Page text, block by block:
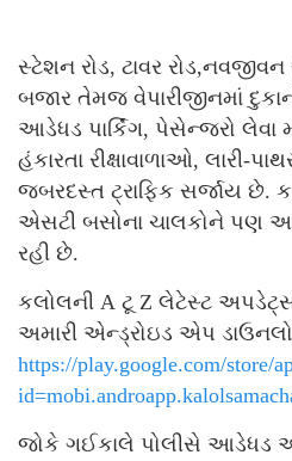
સ્ટેશન રોડ, ટાવર રોડ,નવજીવન
બજાર તેમજ વેપારીજીનમાં
આડેધડ પાર્કિંગ, પેસેન્જરો લેવા
હંકારતા રીક્ષાવાળાઓ, લારી-
જબરદસ્ત ટ્રાફિક સર્જાય છે.
એસટી બસોના ચાલકોને પણ
રહી છે.
કલોલની A ટૂ Z લેટેસ્ટ
અમારી એન્ડ્રોઇડ એપ
https://play.google.com/store/
જોકે ગઈકાલે પોલીસે આડેધડ અને